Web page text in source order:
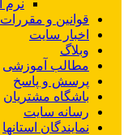
نرم
قوانین و
اخبار سایت
وبلاگ
مطالب آموزشی
پرسش و پاسخ
باشگاه مشتریان
رسانه سایت
نمایندگان استانها